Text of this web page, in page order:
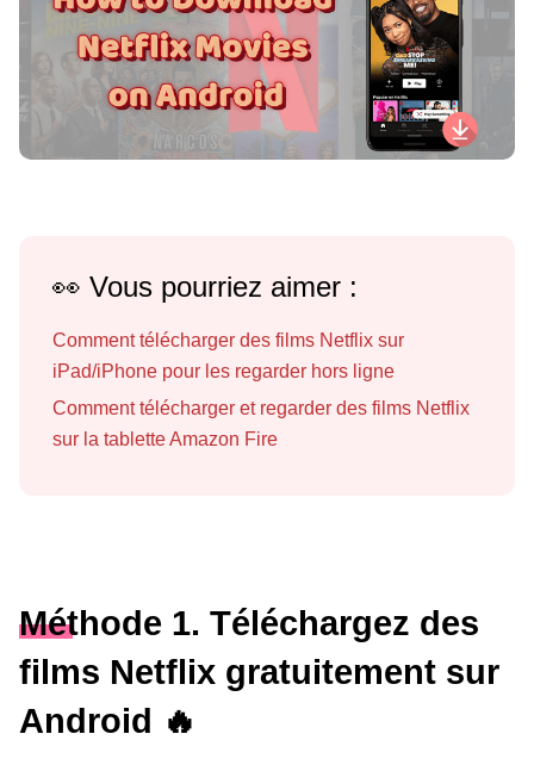
👀 Vous pourriez aimer :
Comment télécharger des films Netflix sur
iPad/iPhone pour les regarder hors ligne
Comment télécharger et regarder des films Netflix
sur la tablette Amazon Fire
Méthode 1. Téléchargez des
films Netflix gratuitement sur
Android 🔥